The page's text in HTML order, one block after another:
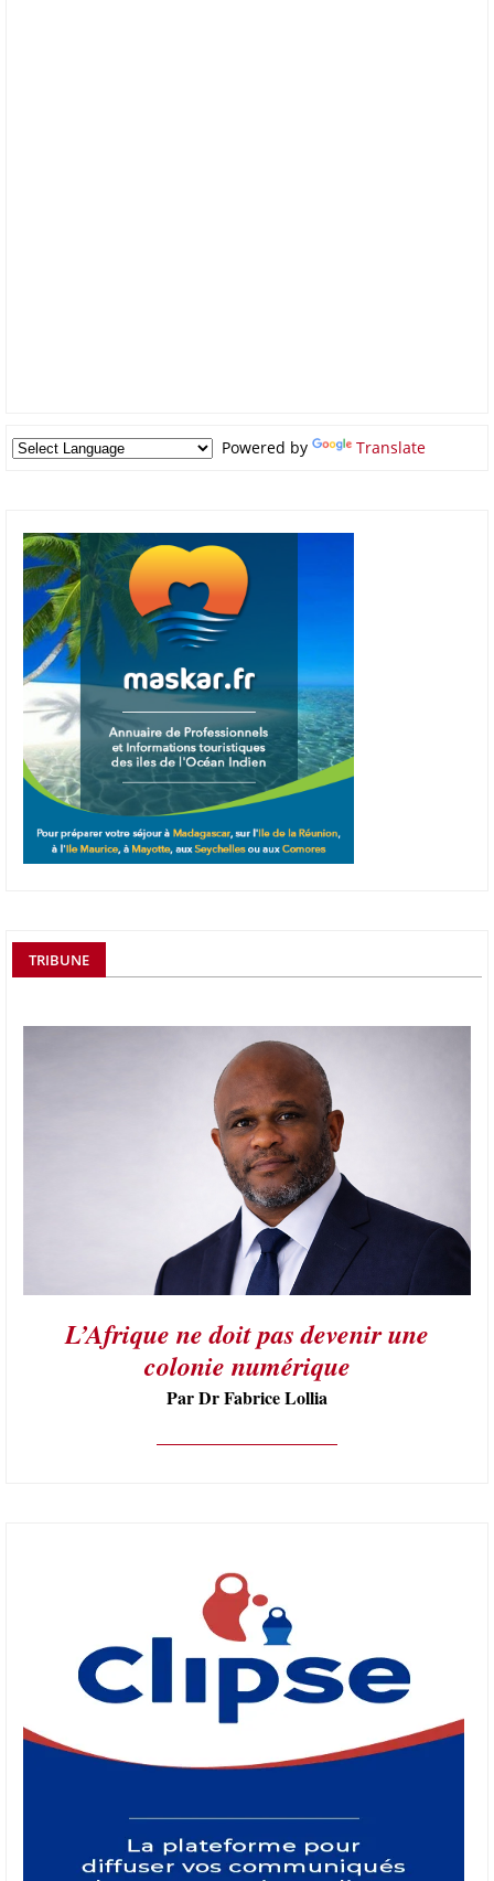
Powered by Translate
TRIBUNE
L’Afrique ne doit pas devenir une
colonie numérique
Par Dr Fabrice Lollia